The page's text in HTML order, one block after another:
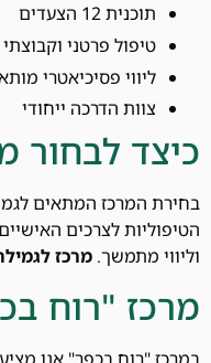
תוכנית 12 הצעדים
טיפול פרטני וקבוצתי
ליווי פסיכיאטרי
צוות הדרכה ייחודי
כיצד לבחור
בחירת המרכז המתאים
הטיפוליות לצרכים
וליווי מתמשך. מרכז
מרכז "רוח